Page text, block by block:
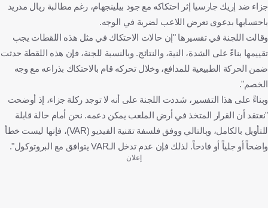
جزاء ضد إريك جارسيا إثر احتكاكه مع جود بيلينجهام، رغم مطالبة ريال مدريد
باحتسابها بدعوى تعرض اللاعب لضربة في الوجه.
وقالت اللجنة في تفسيرها "إن حالات الاحتكاك في مثل هذه اللقطات يجب
تقييمها بناءً على الشدة، النية، والنتائج. وبالنسبة للجنة، فإن هذه اللقطة حدثت
ضمن الحركة الطبيعية للمدافع، وخلال تحركه قام بالاحتكاك بذراعه مع وجه
الخصم".
وبناءً على هذا التفسير، شددت اللجنة على أنه لا توجد ركلة جزاء، إذ أوضحت
"نعتقد أن القرار المتخذ في أرض الملعب يمكن دعمه. نحن أمام حالة قابلة
للتأويل بالكامل، وبالتالي ووفق فلسفة تقنية الفيديو (VAR)، فإنها ليست خطأ
واضحاً أو جلياً أو فادحاً. لذلك فإن عدم تدخل الـVAR يتوافق مع البروتوكول".
إعلان